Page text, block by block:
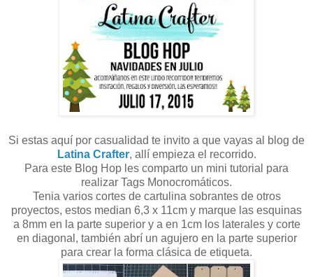
Si estas aquí por casualidad te invito a que vayas al blog de
Latina Crafter, allí empieza el recorrido.
Para este Blog Hop les comparto un mini tutorial para
realizar Tags Monocromáticos.
Tenia varios cortes de cartulina sobrantes de otros
proyectos, estos median 6,3 x 11cm y marque las esquinas
a 8mm en la parte superior y a en 1cm los laterales y corte
en diagonal, también abrí un agujero en la parte superior
para crear la forma clásica de etiqueta.